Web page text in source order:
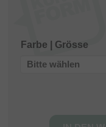
Farbe | Grösse
Bitte wählen